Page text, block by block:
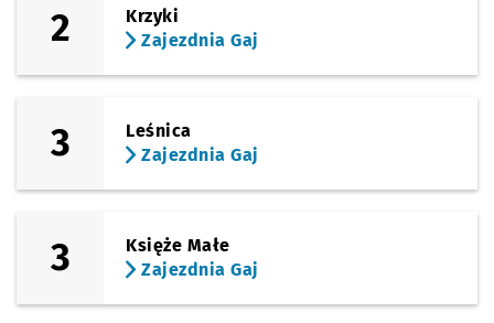
2
Krzyki
Zajezdnia Gaj
3
Leśnica
Zajezdnia Gaj
3
Księże Małe
Zajezdnia Gaj